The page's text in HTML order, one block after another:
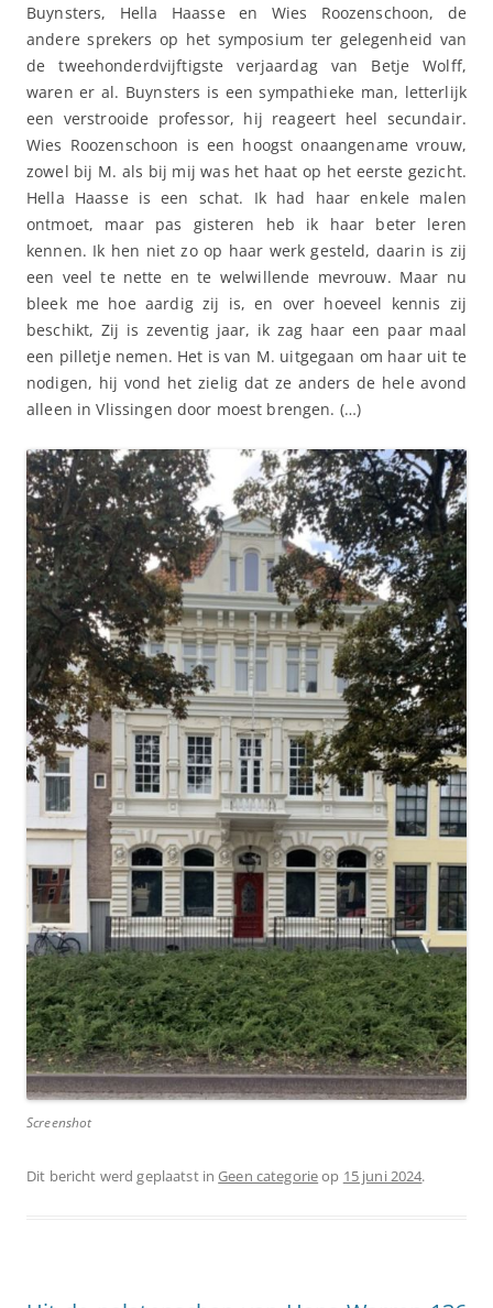
Buynsters, Hella Haasse en Wies Roozenschoon, de
andere sprekers op het symposium ter gelegenheid van
de tweehonderdvijftigste verjaardag van Betje Wolff,
waren er al. Buynsters is een sympathieke man, letterlijk
een verstrooide professor, hij reageert heel secundair.
Wies Roozenschoon is een hoogst onaangename vrouw,
zowel bij M. als bij mij was het haat op het eerste gezicht.
Hella Haasse is een schat. Ik had haar enkele malen
ontmoet, maar pas gisteren heb ik haar beter leren
kennen. Ik hen niet zo op haar werk gesteld, daarin is zij
een veel te nette en te welwillende mevrouw. Maar nu
bleek me hoe aardig zij is, en over hoeveel kennis zij
beschikt, Zij is zeventig jaar, ik zag haar een paar maal
een pilletje nemen. Het is van M. uitgegaan om haar uit te
nodigen, hij vond het zielig dat ze anders de hele avond
alleen in Vlissingen door moest brengen. (…)
Screenshot
Dit bericht werd geplaatst inGeen categorieop 15 juni 2024.